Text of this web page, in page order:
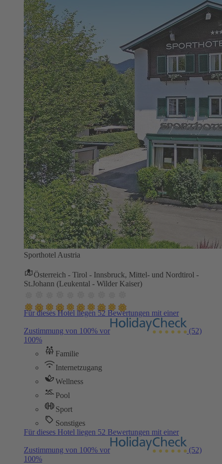
Sporthotel Austria
Österreich - Tirol - Innsbruck, Mittel- und Nordtirol -
St.Johann (Leukental - Wilder Kaiser)
Für dieses Hotel liegen 52 Bewertungen mit einer
Zustimmung von 100% vor
(52)
100%
Familie
Internetzugang
Wellness
Pool
Sport
Sonstiges
Für dieses Hotel liegen 52 Bewertungen mit einer
Zustimmung von 100% vor
(52)
100%